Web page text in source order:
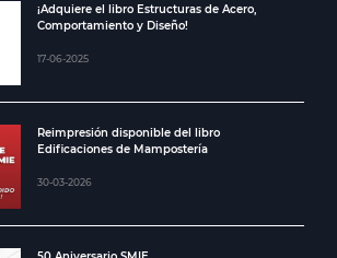
¡Adquiere el libro Estructuras de Acero,
Comportamiento y Diseño!
17-06-2025
Reimpresión disponible del libro
Edificaciones de Mampostería
30-03-2026